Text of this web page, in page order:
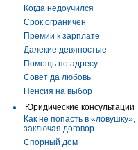
Когда недоучился
Срок ограничен
Премии к зарплате
Далекие девяностые
Помощь по адресу
Совет да любовь
Пенсия на выбор
Юридические консультации
Как не попасть в «ловушку»,
заключая договор
Спорный дом